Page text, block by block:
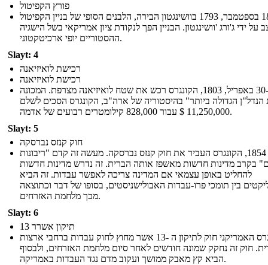
פורץ הקפיטול
ב -18 בספטמבר, 1793 בוושינגטון הבירה, הלבנים הסופי של בניין הקפיטול
על ידי ג'ורג 'וושינגטון. הבניין הפך לנקודת ציון אמריקאי בשל הישגיה
ההסטוריים יופי ארכיטקטוני.
Slayt: 4
רכישת לואיזיאנה
רכישת לואיזיאנה
ב -30 באפריל, 1803, הקונגרס רכש את שטח לואיזיאנה מצרפת. המכונה
הגדולה ביותר" בהיסטוריה של ארה"ב, הקונגרס הסכים לשלם
11,250,000 $ עבור 828,000 קילומטרים רבועים של אדמה.
Slayt: 5
חוק קנזס נברסקה
בשנת 1854, הקונגרס העביר את חוק קנזס נברסקה. מעשה זה קדם "ריבונות
בקרב מדינות חדשות מאשפז אותה הברית. זה נדרש מדינות חדשות
להחליט באופן עצמאי אם המדינה צריכה לאפשר עבדות. זה הביא
בין תומכי פרו-עבדות האבולישניסטים, בסופו של דבר וכתוצאה
מכך מלחמת האזרחים.
Slayt: 6
13 תיקון אשרר
הקונגרס האמריקני חוק לתיקון ה -13 אשר מחוץ לחוק עבדות ברחבי ארצות
חוק זה נחקק שמונה חודשים לאחר סיום מלחמת האזרחים, ולבסוף
הביא קץ מאבק ממושך ועקוב מדם נגד העבדות באמריקה.